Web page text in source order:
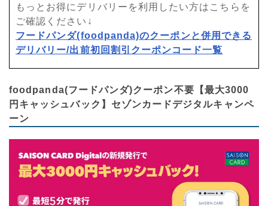
もっとお得にデリバリーを利用したい方はこちらを
ご確認ください↓
フードパンダ(foodpanda)のクーポンと併用できる
デリバリー/出前初回割引クーポンコード一覧
foodpanda(フードパンダ)クーポン不要【最大3000
円キャッシュバック】セゾンカードデジタルキャンペ
ーン